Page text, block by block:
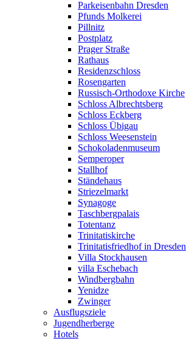
Parkeisenbahn Dresden
Pfunds Molkerei
Pillnitz
Postplatz
Prager Straße
Rathaus
Residenzschloss
Rosengarten
Russisch-Orthodoxe Kirche
Schloss Albrechtsberg
Schloss Eckberg
Schloss Übigau
Schloss Weesenstein
Schokoladenmuseum
Semperoper
Stallhof
Ständehaus
Striezelmarkt
Synagoge
Taschbergpalais
Totentanz
Trinitatiskirche
Trinitatisfriedhof in Dresden
Villa Stockhausen
villa Eschebach
Windbergbahn
Yenidze
Zwinger
Ausflugsziele
Jugendherberge
Hotels